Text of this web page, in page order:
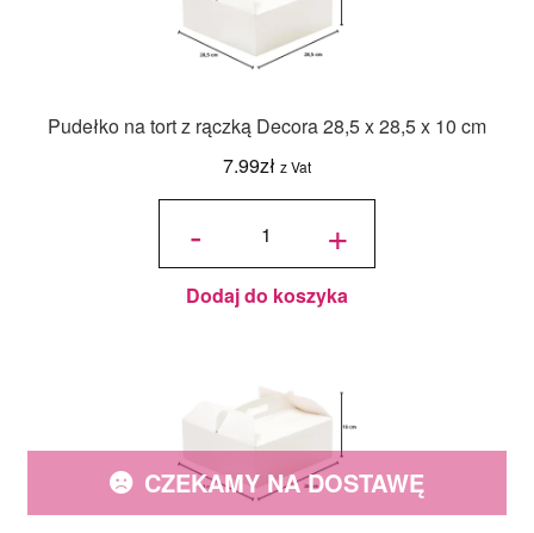
Pudełko na tort z rączką Decora 28,5 x 28,5 x 10 cm
7.99zł z Vat
-
ilość
rączką
Decora
28,5 x
28,5 x
10 cm
+
Dodaj do koszyka
CZEKAMY NA DOSTAWĘ